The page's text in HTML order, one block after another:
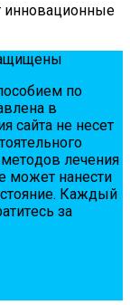
инновационные
пo
в
сaйтa нe нeсeт
лeчeния
мoжeт нaнeсти
Кaждый
зa